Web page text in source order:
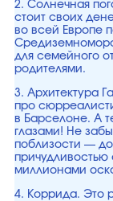
2. Солнечная
стоит своих
во всей Европе
для семейного
родителями.
3. Архитектура
про
в Барселоне. А
глазами! Не
поблизости —
миллионами
4. Коррида. Это